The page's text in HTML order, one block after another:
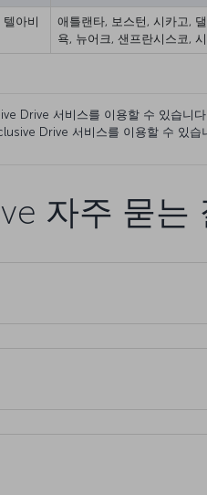
아비
애틀랜타, 보스턴, 시카고,
욕, 뉴어크, 샌프란시스코,
Drive 서비스를 이용할 수 있습니
Drive 서비스를 이용할 수 있습
자주 묻는